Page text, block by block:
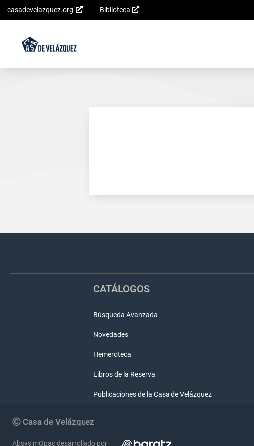
Saltar al
casadevelazquez.org Biblioteca
CATÁLOGOS
Búsqueda Avanzada
Novedades
Hemeroteca
Libros de la Reserva
Publicaciones de la Casa de Velázquez
CopyrightCasa de Velázquez
Absys mOpac desarrollado por